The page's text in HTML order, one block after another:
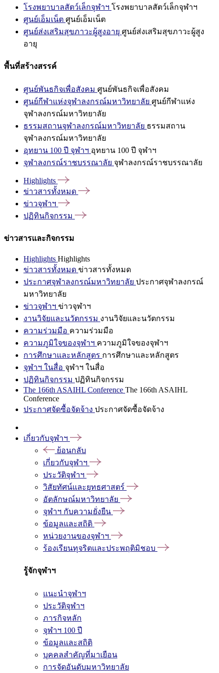
โรงพยาบาลสัตว์เล็กจุฬาฯ โรงพยาบาลสัตว์เล็กจุฬาฯ
ศูนย์เอ็มเน็ต ศูนย์เอ็มเน็ต
ศูนย์ส่งเสริมสุขภาวะผู้สูงอายุ ศูนย์ส่งเสริมสุขภาวะผู้สูง
อายุ
พื้นที่สร้างสรรค์
ศูนย์พันธกิจเพื่อสังคม ศูนย์พันธกิจเพื่อสังคม
ศูนย์กีฬาแห่งจุฬาลงกรณ์มหาวิทยาลัย ศูนย์กีฬาแห่ง
จุฬาลงกรณ์มหาวิทยาลัย
ธรรมสถานจุฬาลงกรณ์มหาวิทยาลัย ธรรมสถาน
จุฬาลงกรณ์มหาวิทยาลัย
อุทยาน 100 ปี จุฬาฯ อุทยาน 100 ปี จุฬาฯ
จุฬาลงกรณ์ราชบรรณาลัย จุฬาลงกรณ์ราชบรรณาลัย
Highlights
ข่าวสารทั้งหมด
ข่าวจุฬาฯ
ปฏิทินกิจกรรม
ข่าวสารและกิจกรรม
Highlights Highlights
ข่าวสารทั้งหมด ข่าวสารทั้งหมด
ประกาศจุฬาลงกรณ์มหาวิทยาลัย ประกาศจุฬาลงกรณ์
มหาวิทยาลัย
ข่าวจุฬาฯ ข่าวจุฬาฯ
งานวิจัยและนวัตกรรม งานวิจัยและนวัตกรรม
ความร่วมมือ ความร่วมมือ
ความภูมิใจของจุฬาฯ ความภูมิใจของจุฬาฯ
การศึกษาและหลักสูตร การศึกษาและหลักสูตร
จุฬาฯ ในสื่อ จุฬาฯ ในสื่อ
ปฏิทินกิจกรรม ปฏิทินกิจกรรม
The 166th ASAIHL Conference The 166th ASAIHL
Conference
ประกาศจัดซื้อจัดจ้าง ประกาศจัดซื้อจัดจ้าง
เกี่ยวกับจุฬาฯ
ย้อนกลับ
เกี่ยวกับจุฬาฯ
ประวัติจุฬาฯ
วิสัยทัศน์และยุทธศาสตร์
อัตลักษณ์มหาวิทยาลัย
จุฬาฯ กับความยั่งยืน
ข้อมูลและสถิติ
หน่วยงานของจุฬาฯ
ร้องเรียนทุจริตและประพฤติมิชอบ
รู้จักจุฬาฯ
แนะนำจุฬาฯ
ประวัติจุฬาฯ
ภารกิจหลัก
จุฬาฯ 100 ปี
ข้อมูลและสถิติ
บุคคลสำคัญที่มาเยือน
การจัดอันดับมหาวิทยาลัย